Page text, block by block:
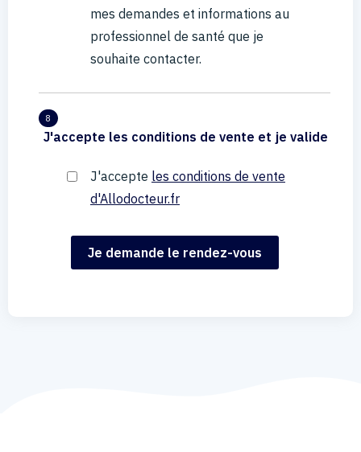
mes demandes et informations au
professionnel de santé que je
souhaite contacter.
8
J'accepte les conditions de vente et je valide
J'accepte les conditions de vente
d'Allodocteur.fr